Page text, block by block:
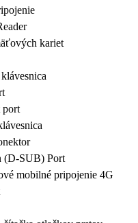
kariet
port
(D-SUB) Port
mobilné pripojenie 4G